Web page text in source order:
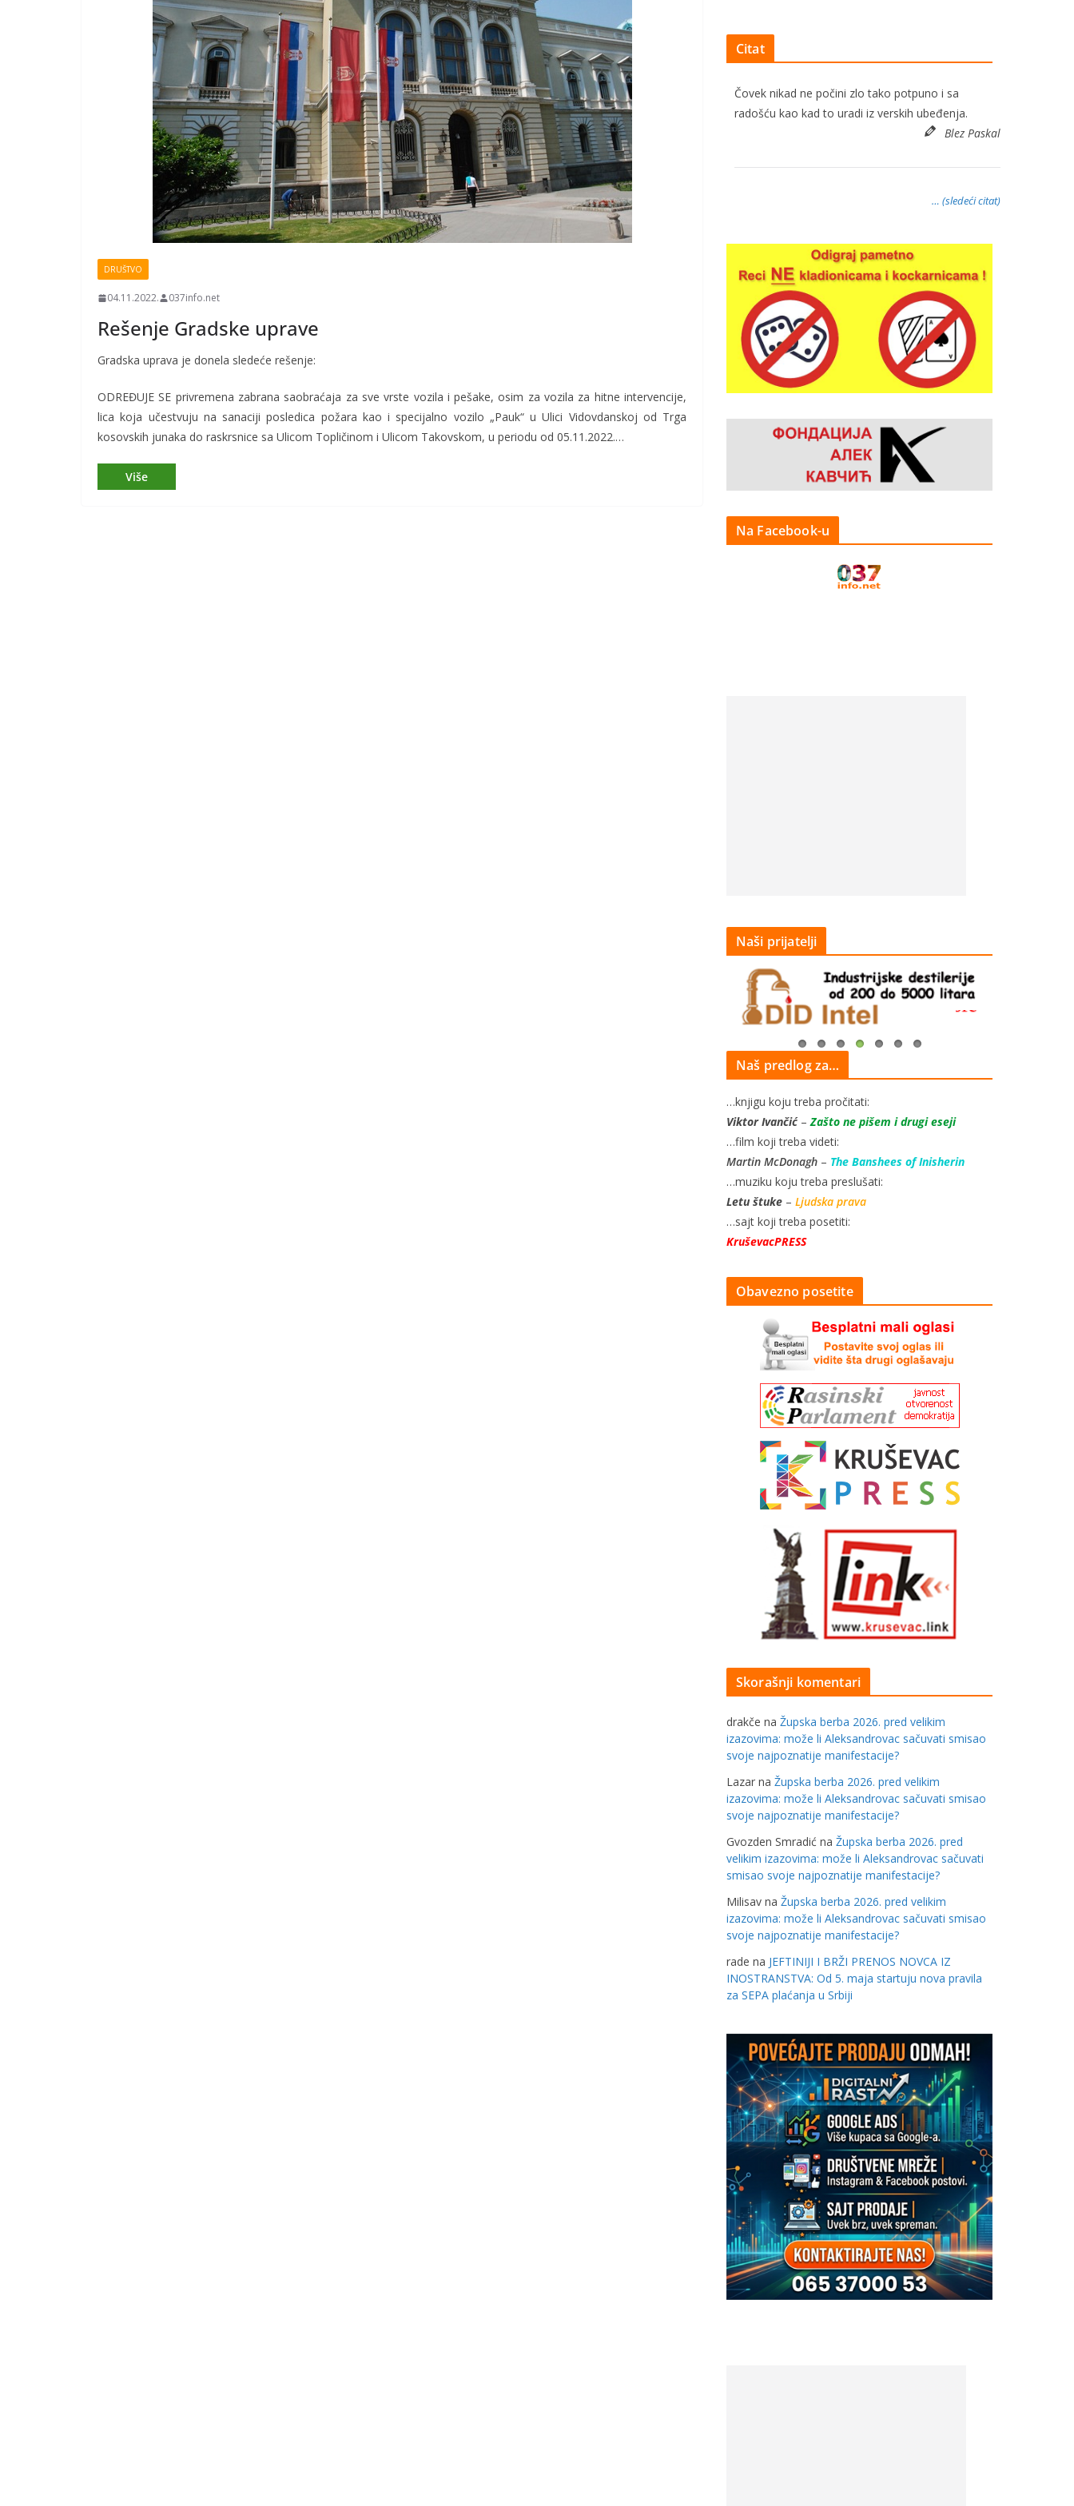
DRUŠTVO
04.11.2022. 037info.net
Rešenje Gradske uprave
Gradska uprava je donela sledeće rešenje:
ODREĐUJE SE privremena zabrana saobraćaja za sve vrste vozila i pešake, osim za vozila za hitne intervencije,
lica koja učestvuju na sanaciji posledica požara kao i specijalno vozilo „Pauk“ u Ulici Vidovdanskoj od Trga
kosovskih junaka do raskrsnice sa Ulicom Topličinom i Ulicom Takovskom, u periodu od 05.11.2022.…
Citat
Čovek nikad ne počini zlo tako potpuno i sa
radošću kao kad to uradi iz verskih ubeđenja.
Blez Paskal
… (sledeći citat)
Na Facebook-u
Naši prijatelji
Naš predlog za…
…knjigu koju treba pročitati:
Viktor Ivančić– Zašto ne pišem i drugi eseji
…film koji treba videti:
Martin McDonagh – The Banshees of Inisherin
…muziku koju treba preslušati:
Letu štuke – Ljudska prava
…sajt koji treba posetiti:
KruševacPRESS
Obavezno posetite
Skorašnji komentari
drakče na Župska berba 2026. pred velikim
izazovima: može li Aleksandrovac sačuvati smisao
svoje najpoznatije manifestacije?
Lazar na Župska berba 2026. pred velikim
izazovima: može li Aleksandrovac sačuvati smisao
svoje najpoznatije manifestacije?
Gvozden Smradić na Župska berba 2026. pred
velikim izazovima: može li Aleksandrovac sačuvati
smisao svoje najpoznatije manifestacije?
Milisav na Župska berba 2026. pred velikim
izazovima: može li Aleksandrovac sačuvati smisao
svoje najpoznatije manifestacije?
rade na JEFTINIJI I BRŽI PRENOS NOVCA IZ
INOSTRANSTVA: Od 5. maja startuju nova pravila
za SEPA plaćanja u Srbiji